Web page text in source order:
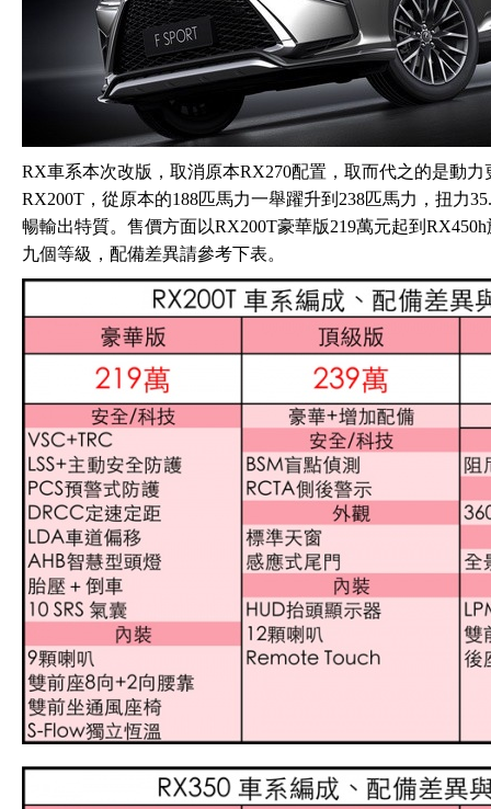
RX車系本次改版，取消原本RX270配置，取而代之的是動
RX200T，從原本的188匹馬力一舉躍升到238匹馬力，扭力
暢輸出特質。售價方面以RX200T豪華版219萬元起到
九個等級，配備差異請參考下表。